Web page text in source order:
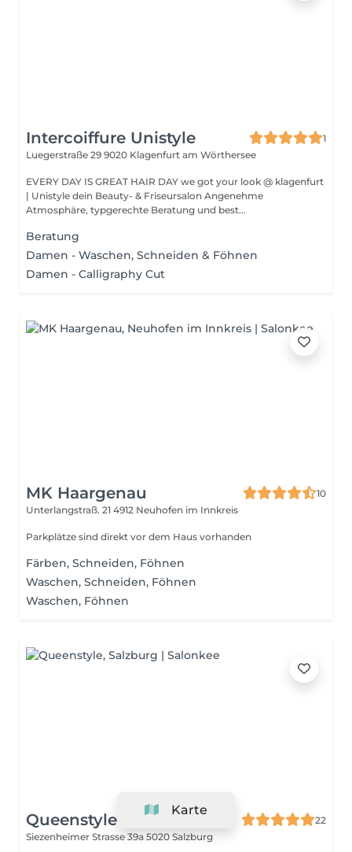
Intercoiffure Unistyle
1
Luegerstraße 29 9020 Klagenfurt am Wörthersee
EVERY DAY IS GREAT HAIR DAY we got your look @ klagenfurt
| Unistyle dein Beauty- & Friseursalon Angenehme
Atmosphäre, typgerechte Beratung und best...
Beratung
Damen - Waschen, Schneiden & Föhnen
Damen - Calligraphy Cut
MK Haargenau
10
Unterlangstraß. 21 4912 Neuhofen im Innkreis
Parkplätze sind direkt vor dem Haus vorhanden
Färben, Schneiden, Föhnen
Waschen, Schneiden, Föhnen
Waschen, Föhnen
Queenstyle
22
Siezenheimer Strasse 39a 5020 Salzburg
Karte